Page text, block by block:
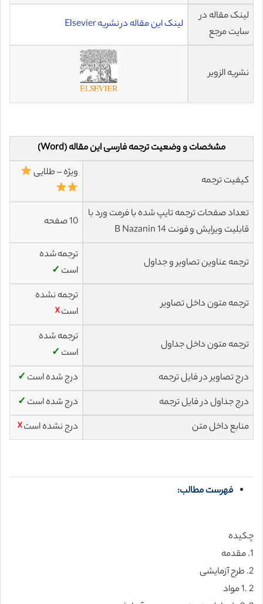
لینک مقاله در
سایت مرجع
لینک این مقاله در نشریه Elsevier
نشریه الزویر
مشخصات و وضعیت ترجمه فارسی این مقاله (Word)
کیفیت ترجمه
ویژه – طلایی
تعداد صفحات ترجمه تایپ شده با فرمت ورد با
قابلیت ویرایش و فونت 14 B Nazanin
10 صفحه
ترجمه عناوین تصاویر و جداول
ترجمه شده
است ✓
ترجمه متون داخل تصاویر
ترجمه نشده
است☓
ترجمه متون داخل جداول
ترجمه شده
است ✓
درج تصاویر در فایل ترجمه
درج شده است ✓
درج جداول در فایل ترجمه
درج شده است ✓
منابع داخل متن
درج نشده است☓
فهرست مطالب:
چکیده
1. مقدمه
2. طرح آزمایشی
2 .1 مواد